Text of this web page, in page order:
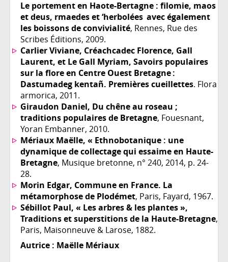
Le portement en Haote-Bertagne : filomie, maos
et deus, rmaedes et ‘herbolées avec également
les boissons de convivialité, Rennes, Rue des
Scribes Éditions, 2009.
Carlier Viviane, Créachcadec Florence, Gall
Laurent, et Le Gall Myriam, Savoirs populaires
sur la flore en Centre Ouest Bretagne :
Dastumadeg kentañ. Premières cueillettes. Flora
armorica, 2011.
Giraudon Daniel, Du chêne au roseau ;
traditions populaires de Bretagne, Fouesnant,
Yoran Embanner, 2010.
Mériaux Maëlle, « Ethnobotanique : une
dynamique de collectage qui essaime en Haute-
Bretagne, Musique bretonne, n° 240, 2014, p. 24-
28.
Morin Edgar, Commune en France. La
métamorphose de Plodémet, Paris, Fayard, 1967.
Sébillot Paul, « Les arbres & les plantes »,
Traditions et superstitions de la Haute-Bretagne,
Paris, Maisonneuve & Larose, 1882.
Autrice : Maëlle Mériaux